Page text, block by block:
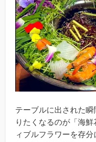
テーブルに出された
りたくなるのが「海
ィブルフラワーを存